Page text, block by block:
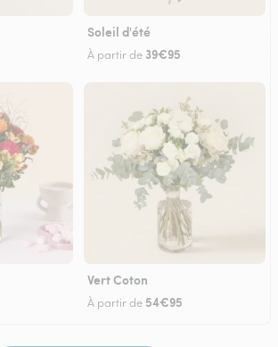
Soleil d'été
À partir de 39€95
Vert Coton
À partir de 54€95